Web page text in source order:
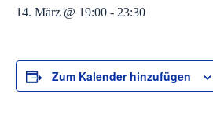
14. März @ 19:00 - 23:30
Zum Kalender hinzufügen